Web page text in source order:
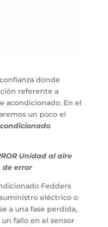
donde
referente a
acondicionado. En el
un poco el
Unidad al aire
de error
Fedders
eléctrico o
a una fase perdida,
fallo en el sensor